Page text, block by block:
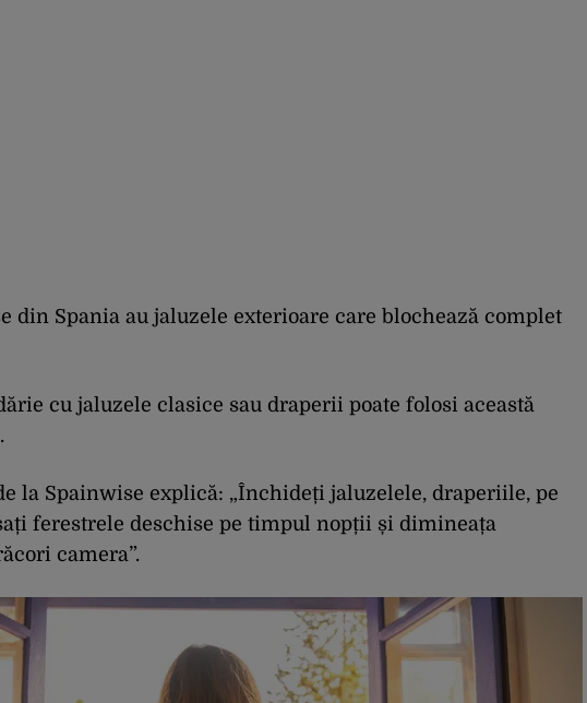
din Spania au jaluzele exterioare care blochează complet
cu jaluzele clasice sau draperii poate folosi această
la Spainwise explică: „Închideți jaluzelele, draperiile, pe
ferestrele deschise pe timpul nopții și dimineața
camera”.